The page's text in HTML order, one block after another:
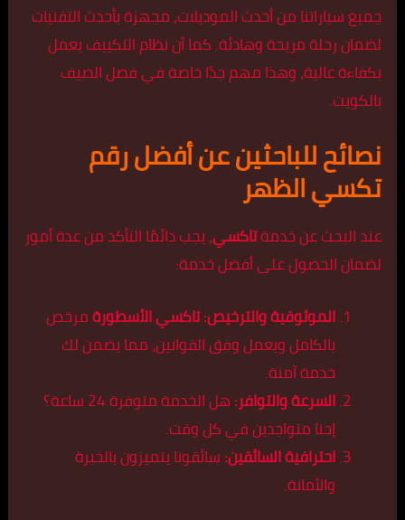
جميع سياراتنا من أحدث الموديلات، مجهزة بأحدث التقنيات
لضمان رحلة مريحة وهادئة. كما أن نظام التكييف يعمل
بكفاءة عالية، وهذا مهم جدًا خاصة في فصل الصيف
بالكويت.
نصائح للباحثين عن أفضل رقم
تكسي الظهر
عند البحث عن خدمةتاكسي، يجب دائمًا التأكد من عدة أمور
لضمان الحصول على أفضل خدمة:
الموثوقية والترخيص:تاكسي الأسطورةمرخص
بالكامل ويعمل وفق القوانين، مما يضمن لك
خدمة آمنة.
السرعة والتوافر:
هل الخدمة متوفرة 24 ساعة؟
إحنا متواجدين في كل وقت.
احترافية السائقين:سائقونا يتميزون بالخبرة
والأمانة.